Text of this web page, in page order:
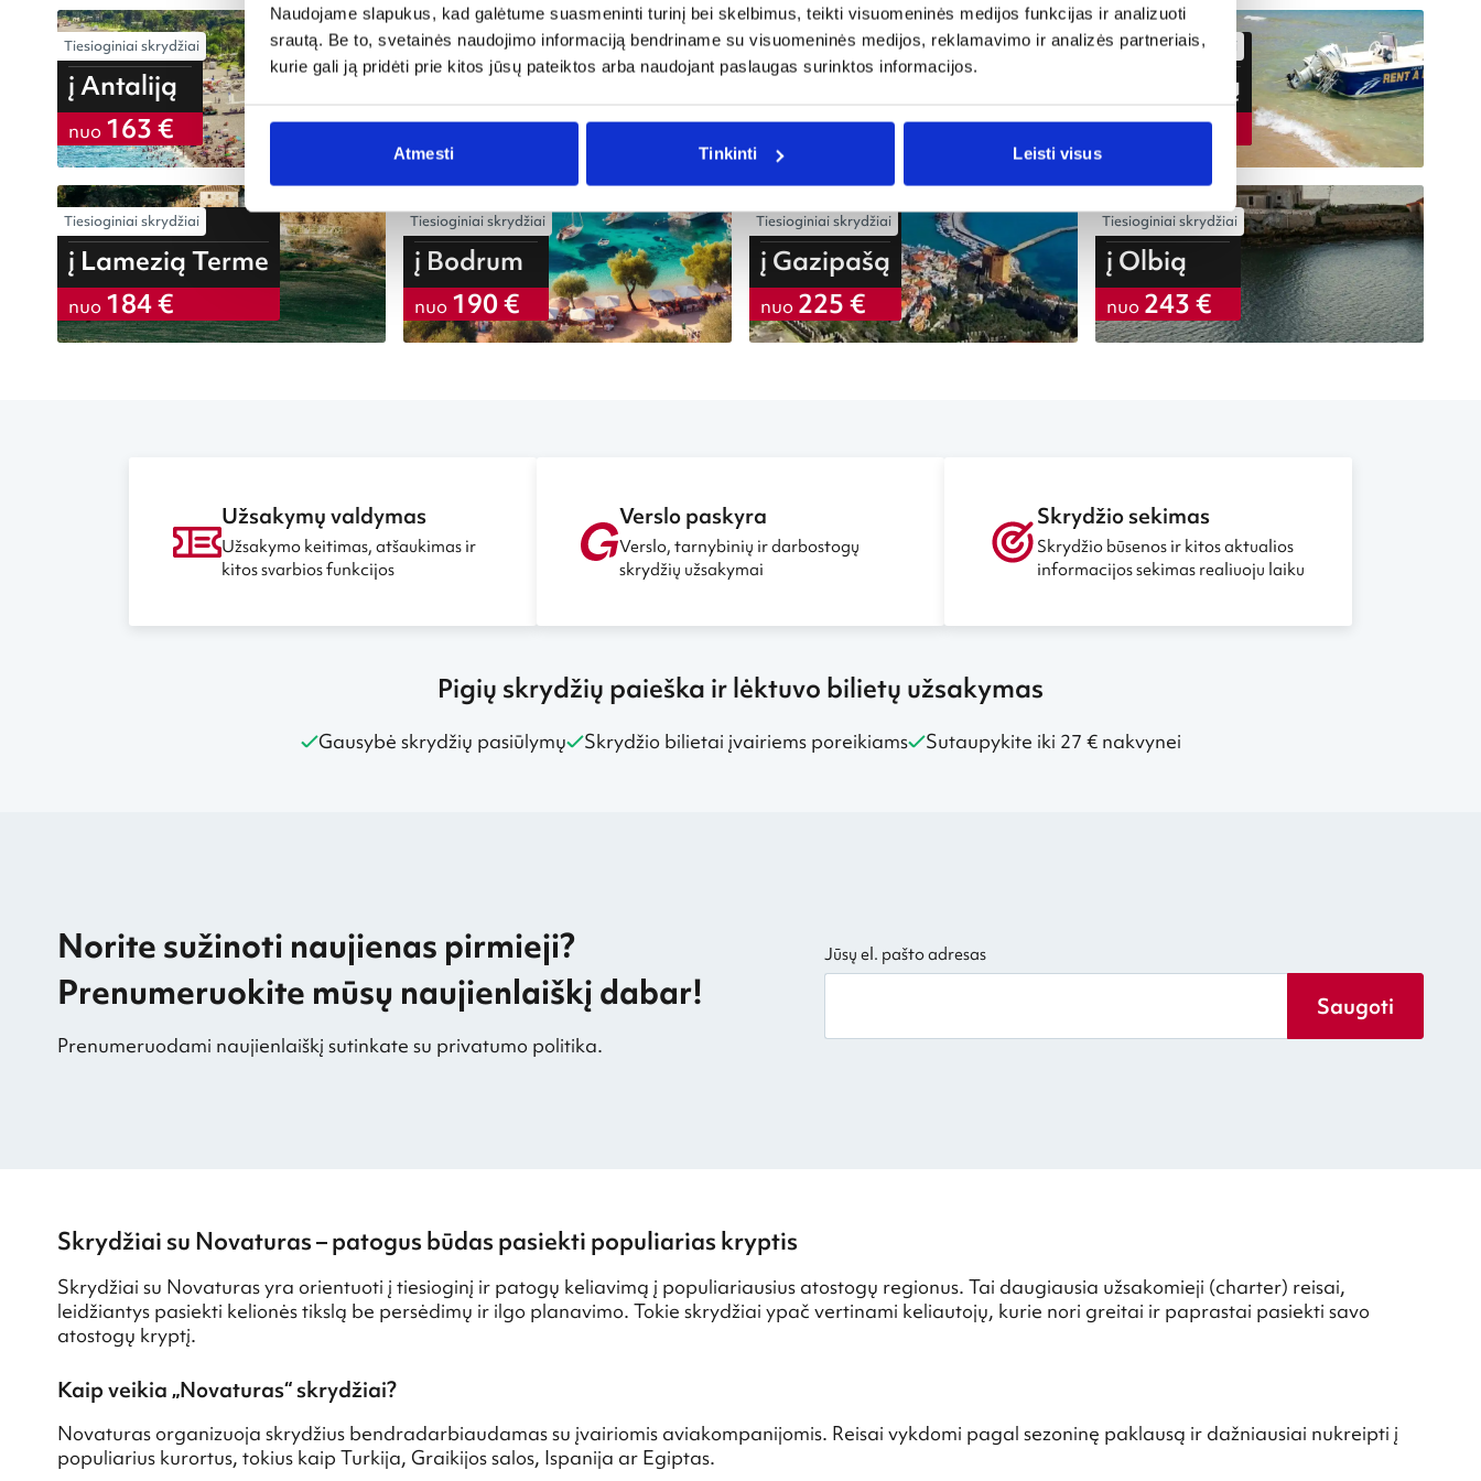
Naudojame slapukus, kad galėtume suasmeninti turinį bei skelbimus, teikti visuomeninės medijos funkcijas ir analizuoti
srautą. Be to, svetainės naudojimo informaciją bendriname su visuomeninės medijos, reklamavimo ir analizės partneriais,
kurie gali ją pridėti prie kitos jūsų pateiktos arba naudojant paslaugas surinktos informacijos.
Atmesti Tinkinti Leisti visus
Tiesioginiai skrydžiai
iš Vilniaus
į Antaliją
nuo 163 €
Tiesioginiai skrydžiai
iš Vilniaus
į Patrą
nuo163 €
Tiesioginiai skrydžiai
iš Vilniaus
į Varną
nuo170 €
Tiesioginiai skrydžiai
iš Vilniaus
į Rodo salą
nuo183 €
Tiesioginiai skrydžiai
iš Vilniaus
į Lamezią Terme
nuo 184 €
Tiesioginiai skrydžiai
iš Vilniaus
į Bodrum
nuo 190 €
Tiesioginiai skrydžiai
iš Vilniaus
į Gazipašą
nuo 225 €
Tiesioginiai skrydžiai
iš Vilniaus
į Olbią
nuo 243 €
Užsakymų valdymas
Užsakymo keitimas, atšaukimas ir
kitos svarbios funkcijos
Verslo paskyra
Verslo, tarnybinių ir darbostogų
skrydžių užsakymai
Skrydžio sekimas
Skrydžio būsenos ir kitos aktualios
informacijos sekimas realiuoju laiku
Pigių skrydžių paieška ir lėktuvo bilietų užsakymas
Gausybė skrydžių pasiūlymų Skrydžio bilietai įvairiems poreikiams Sutaupykite iki 27 € nakvynei
Norite sužinoti naujienas pirmieji?
Prenumeruokite mūsų naujienlaiškį dabar!
Prenumeruodami naujienlaiškį sutinkate su privatumo politika.
Jūsų el. pašto adresas
Saugoti
Skrydžiai su Novaturas – patogus būdas pasiekti populiarias kryptis
Skrydžiai su Novaturas yra orientuoti į tiesioginį ir patogų keliavimą į populiariausius atostogų regionus. Tai daugiausia užsakomieji (charter) reisai,
leidžiantys pasiekti kelionės tikslą be persėdimų ir ilgo planavimo. Tokie skrydžiai ypač vertinami keliautojų, kurie nori greitai ir paprastai pasiekti savo
atostogų kryptį.
Kaip veikia „Novaturas“ skrydžiai?
Novaturas organizuoja skrydžius bendradarbiaudamas su įvairiomis aviakompanijomis. Reisai vykdomi pagal sezoninę paklausą ir dažniausiai nukreipti į
populiarius kurortus, tokius kaip Turkija, Graikijos salos, Ispanija ar Egiptas.